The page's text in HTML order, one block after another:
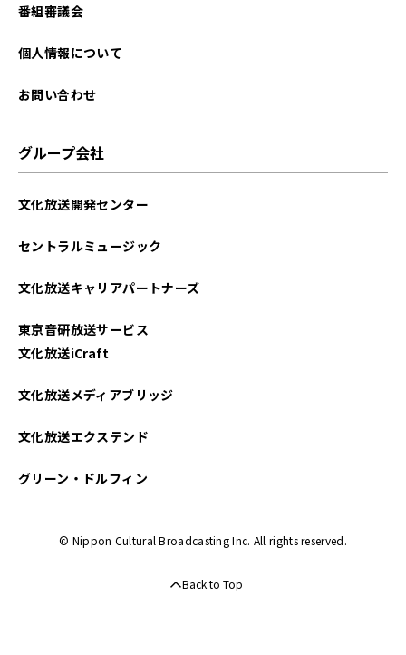
番組審議会
個人情報について
お問い合わせ
グループ会社
文化放送開発センター
セントラルミュージック
文化放送キャリアパートナーズ
東京音研放送サービス
文化放送iCraft
文化放送メディアブリッジ
文化放送エクステンド
グリーン・ドルフィン
© Nippon Cultural Broadcasting Inc. All rights reserved.
Back to Top